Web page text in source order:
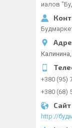
иалов
Калинина,
+380 (95)
+380 (68)
http://